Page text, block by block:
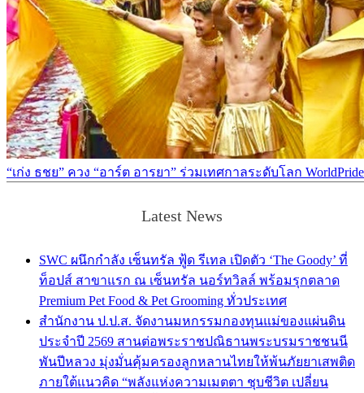
“เก่ง ธชย” ควง “อาร์ต อารยา” ร่วมเทศกาลระดับโลก
Latest News
SWC ผนึกกำลัง เซ็นทรัล ฟู้ด รีเทล เปิดตัว ‘The Goody’ ที่
ท็อปส์ สาขาแรก ณ เซ็นทรัล นอร์ทวิลล์ พร้อมรุกตลาด
Premium Pet Food & Pet Grooming ทั่วประเทศ
สำนักงาน ป.ป.ส. จัดงานมหกรรมกองทุนแม่ของแผ่นดิน
ประจำปี 2569 สานต่อพระราชปณิธานพระบรมราชชนนี
พันปีหลวง มุ่งมั่นคุ้มครองลูกหลานไทยให้พ้นภัยยาเสพติด
ภายใต้แนวคิด “พลังแห่งความเมตตา ชุบชีวิต เปลี่ยน